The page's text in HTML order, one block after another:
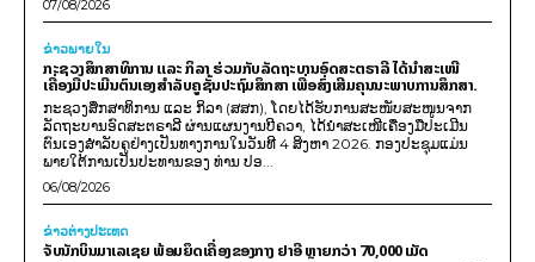
07/08/2026
ຂ່າວພາຍ​ໃນ
ກະຊວງສຶກສາທິການ ແລະ ກິລາ ຮ່ວມກັບລັດຖະບານອົດສະຕຣາລີ ໄດ້ນຳສະເໜີ
ເຄື່ອງມືປະເມີນຕົນເອງສຳລັບຄູຊັ້ນປະຖົມສຶກສາ ເພື່ອສົ່ງເສີມຄຸນນະພາບການສຶກສາ.
ກະຊວງສຶກສາທິການ ແລະ ກິລາ (ສສກ), ໂດຍໄດ້ຮັບການສະໜັບສະໜູນຈາກ
ລັດຖະບານອົດສະຕຣາລີ ຜ່ານແຜນງານບີຄວາ, ໄດ້ນຳສະເໜີເຄື່ອງມືປະເມີນ
ຕົນເອງສຳລັບຄູຢ່າງເປັນທາງການໃນວັນທີ 4 ສິງຫາ 2026. ກອງປະຊຸມແມ່ນ
ພາຍໃຕ້ການເປັນປະທານຂອງ ທ່ານ ປອ...
06/08/2026
ຂ່າວຕ່າງປະເທດ
ຈັບນັກບິນມາເລເຊຍ ພ້ອມຍຶດເຄື່ອງຂອງກາງ ຢາອີ ຫຼາຍກວ່າ 70,000 ເມັດ